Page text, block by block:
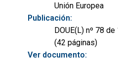
Unión Europea
Publicación:
DOUE(L) nº 78
(42 páginas)
Ver documento: